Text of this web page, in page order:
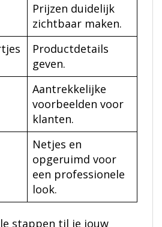
Prijzen duidelijk
zichtbaar maken.
Productdetails
geven.
Aantrekkelijke
voorbeelden voor
klanten.
Netjes en
opgeruimd voor
een professionele
look.
stappen til je jouw